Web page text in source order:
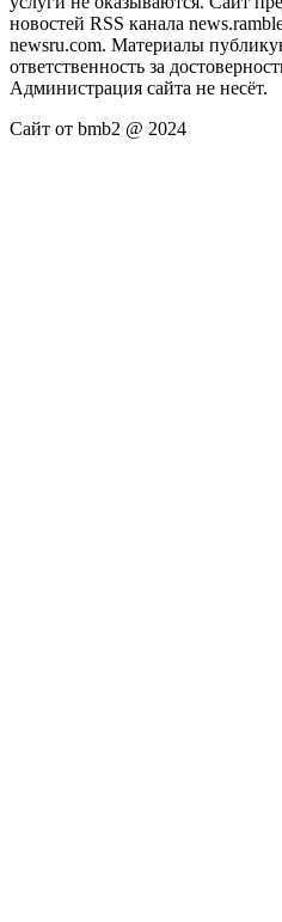
новостей RSS канала
newsru.com. Материалы
ответственность за
Администрация сайта не несёт.
Сайт от bmb2 @ 2024